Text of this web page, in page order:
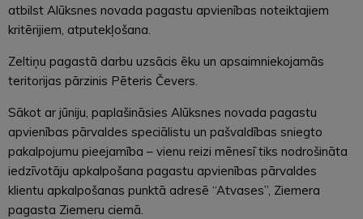
atbilst Alūksnes novada pagastu apvienības noteiktajiem
kritērijiem, atputekļošana.
Zeltiņu pagastā darbu uzsācis ēku un apsaimniekojamās
teritorijas pārzinis Pēteris Čevers.
Sākot ar jūniju, paplašināsies Alūksnes novada pagastu
apvienības pārvaldes speciālistu un pašvaldības sniegto
pakalpojumu pieejamība – vienu reizi mēnesī tiks nodrošināta
iedzīvotāju apkalpošana pagastu apvienības pārvaldes
klientu apkalpošanas punktā adresē “Atvases”, Ziemera
pagasta Ziemeru ciemā.